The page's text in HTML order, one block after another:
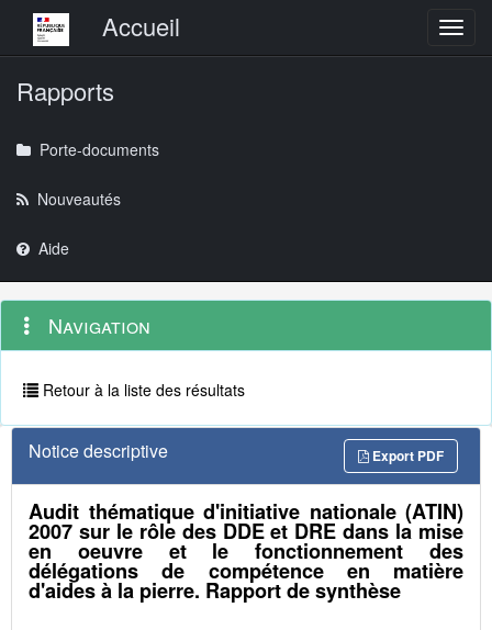
Menu principalAccueil
Rapports
Porte-documents
Nouveautés
Aide
Navigation
outils
Menu
contextuel
Navigation
Retour à la liste des résultats
Notice descriptive Export PDF
Audit thématique d'initiative nationale (ATIN)
2007 sur le rôle des DDE et DRE dans la mise
en oeuvre et le fonctionnement des
délégations de compétence en matière
d'aides à la pierre. Rapport de synthèse